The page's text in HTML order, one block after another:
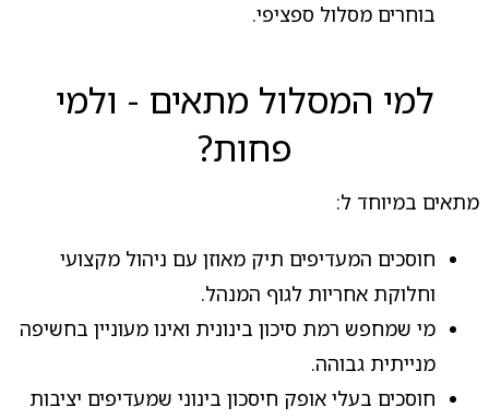
בוחרים מסלול ספציפי.
למי המסלול מתאים - ולמי
פחות?
מתאים במיוחד ל:
חוסכים המעדיפים תיק מאוזן עם ניהול מקצועי
וחלוקת אחריות לגוף המנהל.
מי שמחפש רמת סיכון בינונית ואינו מעוניין בחשיפה
מנייתית גבוהה.
חוסכים בעלי אופק חיסכון בינוני שמעדיפים יציבות